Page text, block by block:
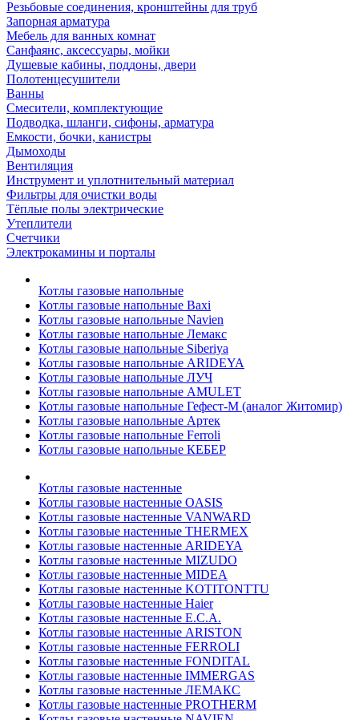
Резьбовые соединения, кронштейны для труб
Запорная арматура
Мебель для ванных комнат
Санфаянс, аксессуары, мойки
Душевые кабины, поддоны, двери
Полотенцесушители
Ванны
Смесители, комплектующие
Подводка, шланги, сифоны, арматура
Емкости, бочки, канистры
Дымоходы
Вентиляция
Инструмент и уплотнительный материал
Фильтры для очистки воды
Тёплые полы электрические
Утеплители
Счетчики
Электрокамины и порталы
Котлы газовые напольные
Котлы газовые напольные Baxi
Котлы газовые напольные Navien
Котлы газовые напольные Лемакс
Котлы газовые напольные Siberiya
Котлы газовые напольные ARIDEYA
Котлы газовые напольные ЛУЧ
Котлы газовые напольные AMULET
Котлы газовые напольные Гефест-М (аналог Житомир)
Котлы газовые напольные Артек
Котлы газовые напольные Ferroli
Котлы газовые напольные КЕБЕР
Котлы газовые настенные
Котлы газовые настенные OASIS
Котлы газовые настенные VANWARD
Котлы газовые настенные THERMEX
Котлы газовые настенные ARIDEYA
Котлы газовые настенные MIZUDO
Котлы газовые настенные MIDEA
Котлы газовые настенные KOTITONTTU
Котлы газовые настенные Haier
Котлы газовые настенные E.C.A.
Котлы газовые настенные ARISTON
Котлы газовые настенные FERROLI
Котлы газовые настенные FONDITAL
Котлы газовые настенные IMMERGAS
Котлы газовые настенные ЛЕМАКС
Котлы газовые настенные PROTHERM